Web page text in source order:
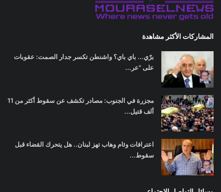
المشاركات الأكثر مشاهدة
برّي... باي باي؟ واشنطن تكسر جدار الصمت: عقوبات
على "عر...
مجزرة في الجنوب: مصادر تكشف عن سقوط أكثر من 11
ألف قتيل...
اعترافات وئام وهاب تهز لبنان.. هل يتحرك القضاء قبل
سقوط...